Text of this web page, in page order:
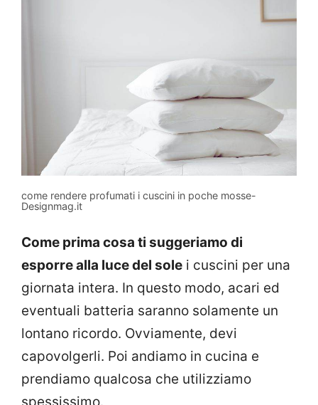
come rendere profumati i cuscini in poche mosse-
Designmag.it
Come prima cosa ti suggeriamo di
esporre alla luce del sole i cuscini per una
giornata intera. In questo modo, acari ed
eventuali batteria saranno solamente un
lontano ricordo. Ovviamente, devi
capovolgerli. Poi andiamo in cucina e
prendiamo qualcosa che utilizziamo